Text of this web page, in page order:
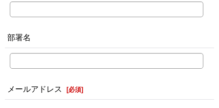
部署名
メールアドレス [必須]